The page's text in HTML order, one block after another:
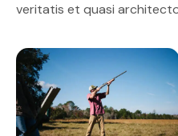
veritatis et quasi